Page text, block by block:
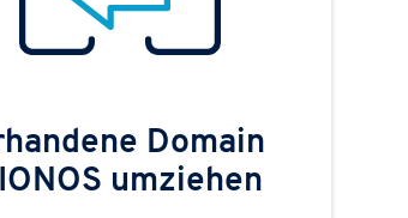
Domain
umziehen